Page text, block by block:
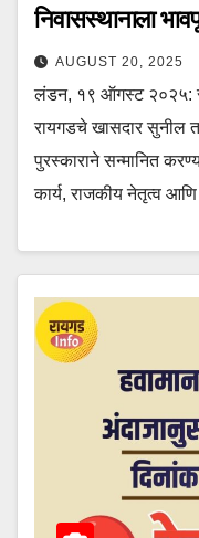
निवासस्थानाला
AUGUST 20, 2025
लंडन, १९ ऑगस्ट २०२५:
रायगडचे खासदार सुनील
पुरस्काराने सन्मानित
कार्य, राजकीय नेतृत्व